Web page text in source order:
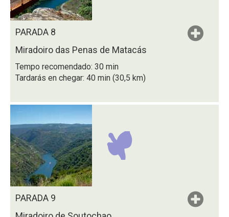
PARADA 8
Miradoiro das Penas de Matacás
Tempo recomendado: 30 min
Tardarás en chegar: 40 min (30,5 km)
PARADA 9